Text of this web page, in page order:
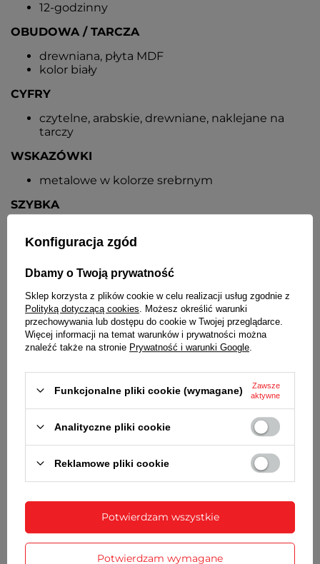
12-godzinny
OBUDOWA / TARCZA
drewniana, płyta MDF
kolor biały
CYFRY
czytelne, arabskie, drewniane, naklejane na
tarczy
WSKAZÓWKI
metalowe w kolorze srebrnym
SZYBKA
MECHANIZM
kwarcowy, skokowy
ZASILANIE
1 bateria typu AA (LR6)
WYMIARY
średnica 50 cm
grubość - 4,5 cm
SZCZEGÓŁOWE DANE
GWARANCJA
Potrzebujesz pomocy? Masz pytania?
Konfiguracja zgód
Dbamy o Twoją prywatność
Sklep korzysta z plików cookie w celu realizacji usług zgodnie z
Polityką dotyczącą cookies . Możesz określić warunki
przechowywania lub dostępu do cookie w Twojej przeglądarce.
Więcej informacji na temat warunków i prywatności można
znaleźć także na stronie Prywatność i warunki Google
Funkcjonalne pliki cookie (wymagane)
Zawsze
aktywne
Analityczne pliki cookie
Reklamowe pliki cookie
Potwierdzam wymagane
Potwierdzam wszystkie